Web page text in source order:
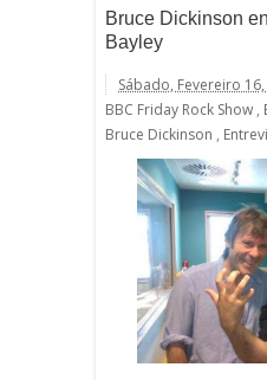
Bruce Dickinson
Bayley
Sábado, Fevereiro
BBC Friday Rock Show ,
Bruce Dickinson ,